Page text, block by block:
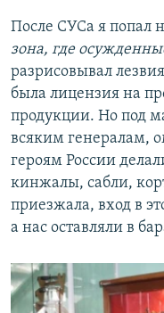
После СУСа я попал
зона, где
разрисовывал
была лицензия на
продукции. Но под
всяким генералам,
героям России
кинжалы, сабли,
приезжала, вход в
а нас оставляли в